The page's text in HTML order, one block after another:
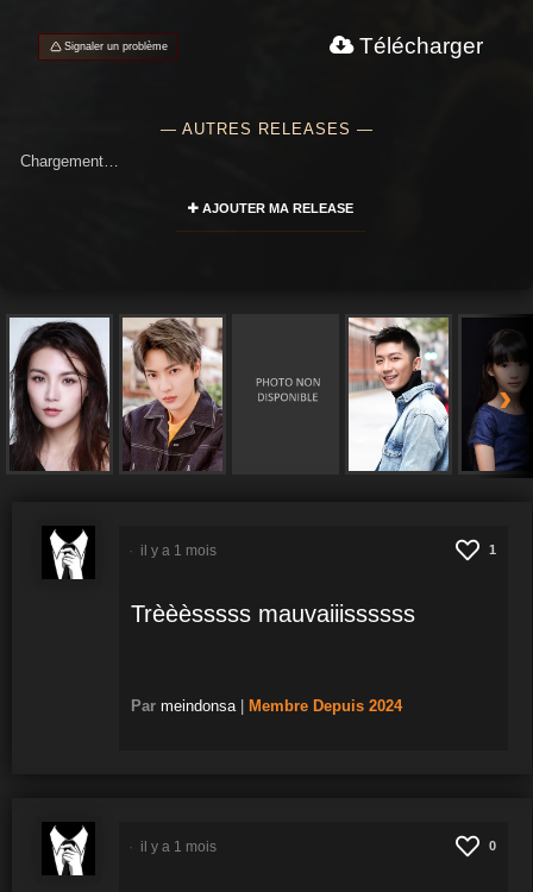
Signaler un problème Télécharger
— AUTRES RELEASES —
Chargement…
AJOUTER MA RELEASE
›
1
Trèèèsssss mauvaiiissssss
Par meindonsa Membre Depuis 2024
il y a 1 mois
0
il y a 1 mois